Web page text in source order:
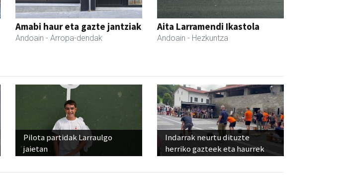
Amabi haur eta gazte jantziak
Andoain - Arropa-dendak
Aita Larramendi Ikastola
Andoain - Hezkuntza
Pilota partidak Larraulgo
jaietan
Indarrak neurtu dituzte
herriko gazteek eta haurrek